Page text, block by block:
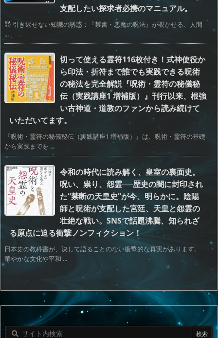
支配したい探求者必携のマニュアル。
😈 引き返せない知識の誘惑：『禁書・悪魔の呪法』が覗かせる、人間
...
切って使える霊符116枚付き！式神使役か
ら印法・折符まで誰でも実践できる呪術
の秘法を完全解説『呪術・霊符の秘儀秘
伝（実践講座1 増補版）』刊行以来、根強
い古神道・道教のファンから読み続けて
いただいてます。
『呪術・霊符の秘儀秘伝（実践講座1 増補版）』は、呪術・霊符の基礎
から実践までを ...
令和の時代に読み解く、皇室の裏面史。
呪い、祟り、怨霊──歴史の闇に封印され
た“禁断の天皇史”が今、明らかに。陰陽
師と呪術が支配した宮廷、天皇と怨霊の
壮絶な戦い。SNSで話題沸騰、知られざ
る原点に迫る衝撃ノンフィクション！
日本史の教科書が、決して語ることのない衝撃的な真実があります。
華やかな文化や平和 ...